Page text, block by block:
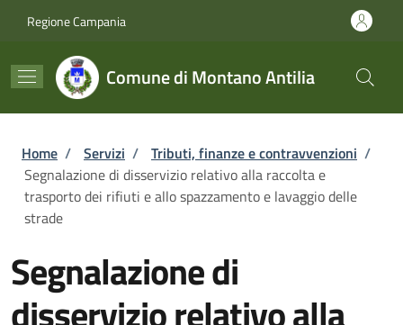
Regione Campania
Comune di Montano Antilia
Briciole di pane
Home / Servizi / Tributi, finanze e contravvenzioni /
Segnalazione di disservizio relativo alla raccolta e
trasporto dei rifiuti e allo spazzamento e lavaggio delle
strade
Segnalazione di